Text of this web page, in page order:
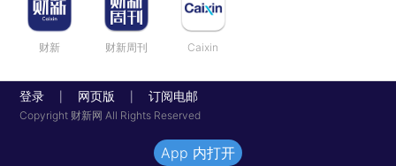
财新 财新周刊 Caixin
登录 网页版 订阅电邮
Copyright 财新网 All Rights Reserved
App 内打开